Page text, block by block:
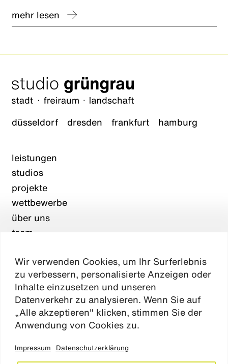
Wir verwenden Cookies, um Ihr Surferlebnis
zu verbessern, personalisierte Anzeigen oder
Inhalte einzusetzen und unseren
Datenverkehr zu analysieren. Wenn Sie auf
„Alle akzeptieren" klicken, stimmen Sie der
Anwendung von Cookies zu.
Impressum Datenschutzerklärung
entwässerungsplanung zur förderung
kommunaler schwammstadt-konzepte.
mehr lesen
düsseldorf dresden frankfurt hamburg
leistungen
studios
projekte
wettbewerbe
über uns
team
aktuelles
kontakt
impressum